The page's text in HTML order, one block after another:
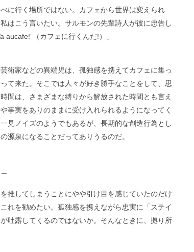
に行く場所ではない。カフェから世界は変えられ
はこう言いたい。サルモンの先輩詩人が彼に忠告し
aucafe!”（カフェに行くんだ!）」
術家などの異端児は、孤独感を携えてカフェに集っ
て来た。そこでは人々が好き勝手なことをして、思
間は、さまざまな縛りから解放された時間とも言え
事実をありのままに受け入れられるようになってく
見ノイズのようでもあるが、長期的な創造行為とし
源泉になることだってありうるのだ。
推してしまうことにやや引け目を感じていたのだけ
れを勧めたい。孤独感を携えながら忠実に「ステイ
吐露してくるのではないか。そんなときに、拠り所